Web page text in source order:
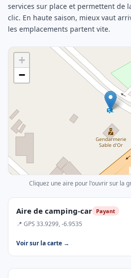
services sur place et permettent de
clic. En haute saison, mieux vaut
les emplacements partent vite.
Aire de camping-car Payant
📍 GPS 33.9299, -6.9535
Voir sur la carte →
+
−
Cliquez une aire pour l'ouvrir sur la